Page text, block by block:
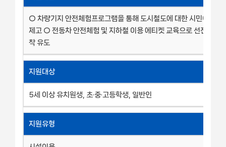
○ 차량기지 안전체험프로그램을 통해 도시철도에 대한 시민이해와
제고 ○ 전동차 안전체험 및 지하철 이용 에티켓 교육으로 선진 교통
착 유도
지원대상
5세 이상 유치원생, 초·중·고등학생, 일반인
지원유형